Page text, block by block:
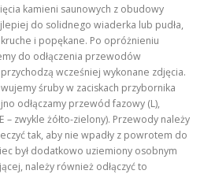
kamieni saunowych z obudowy
do solidnego wiaderka lub pudła,
i popękane. Po opróżnieniu
do odłączenia przewodów
wcześniej wykonane zdjęcia.
śruby w zaciskach przybornika
odłączamy przewód fazowy (L),
– zwykle żółto-zielony). Przewody należy
tak, aby nie wpadły z powrotem do
był dodatkowo uziemiony osobnym
należy również odłączyć to